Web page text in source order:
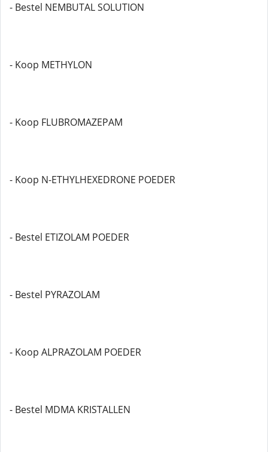
- Bestel NEMBUTAL SOLUTION
- Koop METHYLON
- Koop FLUBROMAZEPAM
- Koop N-ETHYLHEXEDRONE POEDER
- Bestel ETIZOLAM POEDER
- Bestel PYRAZOLAM
- Koop ALPRAZOLAM POEDER
- Bestel MDMA KRISTALLEN